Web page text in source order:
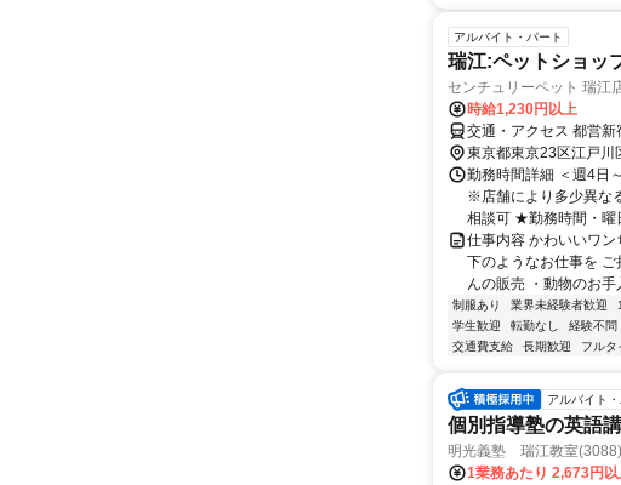
アルバイト・パート
瑞江:ペットショッ
センチュリーペット 瑞江
時給1,230円以上
交通・アクセス 都営
東京都東京23区江戸川
勤務時間詳細 ＜週4日
※店舗により多少異な
相談可 ★勤務時間・曜
仕事内容 かわいいワ
下のようなお仕事を
んの販売 ・動物のお
制服あり 業界未経験者歓迎
学生歓迎
転勤なし 経験不問
交通費支給
長期歓迎 フルタ
アルバイト・
個別指導塾の英語
明光義塾 瑞江教室(3088)
1業務あたり 2,673円以